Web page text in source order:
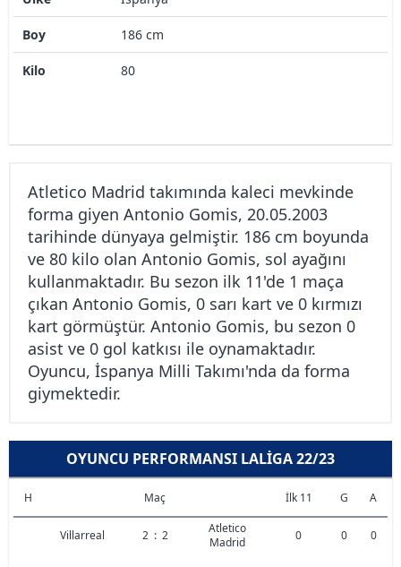
Boy 186 cm
Kilo 80
Atletico Madrid takımında kaleci mevkinde
forma giyen Antonio Gomis, 20.05.2003
tarihinde dünyaya gelmiştir. 186 cm boyunda
ve 80 kilo olan Antonio Gomis, sol ayağını
kullanmaktadır. Bu sezon ilk 11'de 1 maça
çıkan Antonio Gomis, 0 sarı kart ve 0 kırmızı
kart görmüştür. Antonio Gomis, bu sezon 0
asist ve 0 gol katkısı ile oynamaktadır.
Oyuncu, İspanya Milli Takımı'nda da forma
giymektedir.
OYUNCU PERFORMANSI LALIGA 22/23
H Maç İlk 11 G A
Villarreal 2 : 2
Atletico
Madrid
0 0 0